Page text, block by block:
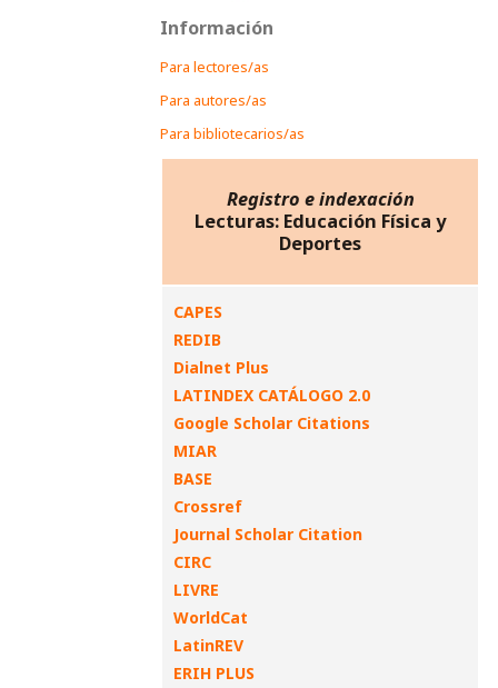
Información
Para lectores/as
Para autores/as
Para bibliotecarios/as
Registro e indexación
Lecturas: Educación Física y
Deportes
CAPES
REDIB
Dialnet Plus
LATINDEX CATÁLOGO 2.0
Google Scholar Citations
MIAR
BASE
Crossref
Journal Scholar Citation
CIRC
LIVRE
WorldCat
LatinREV
ERIH PLUS